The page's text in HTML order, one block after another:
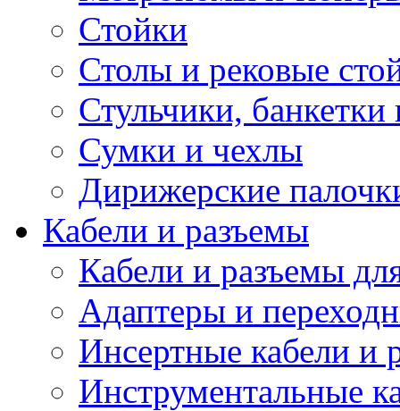
Стойки
Столы и рековые
Стульчики, банкетки
Сумки и чехлы
Дирижерские
Кабели и разъемы
Кабели и разъемы
Адаптеры и
Инсертные кабели и
Инструментальные